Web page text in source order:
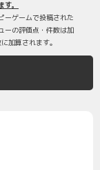
。
ーゲームで投稿された
ーの評価点・件数は加
加算されます。